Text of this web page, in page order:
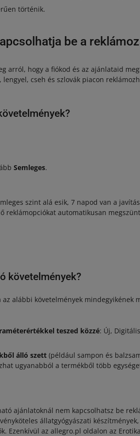
történik.
be a
arról, hogy a fiókod és az ajánlataid
cseh és szlovák piacon
Semleges.
szint alá esik, 7 napod van a
reklámopciókat automatikusan
követelmények?
alábbi követelmények mindegyikének
teszed közzé: Új,
álló szett (például sampon és
ugyanabból a termékből több
ajánlatoknál nem kapcsolhatsz be
állatgyógyászati
Ezenkívül az allegro.pl oldalon az